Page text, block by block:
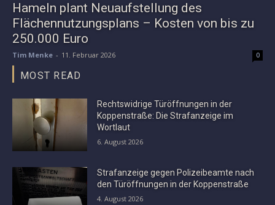
Hameln plant Neuaufstellung des
Flächennutzungsplans – Kosten von bis zu
250.000 Euro
Tim Menke - 11. Februar 2026 0
MOST READ
Rechtswidrige Türöffnungen in der
Koppenstraße: Die Strafanzeige im
Wortlaut
6. August 2026
Strafanzeige gegen Polizeibeamte nach
den Türöffnungen in der Koppenstraße
4. August 2026